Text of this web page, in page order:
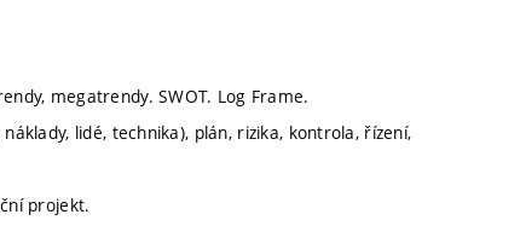
megatrendy. SWOT. Log Frame.
lidé, technika), plán, rizika, kontrola, řízení,
projekt.